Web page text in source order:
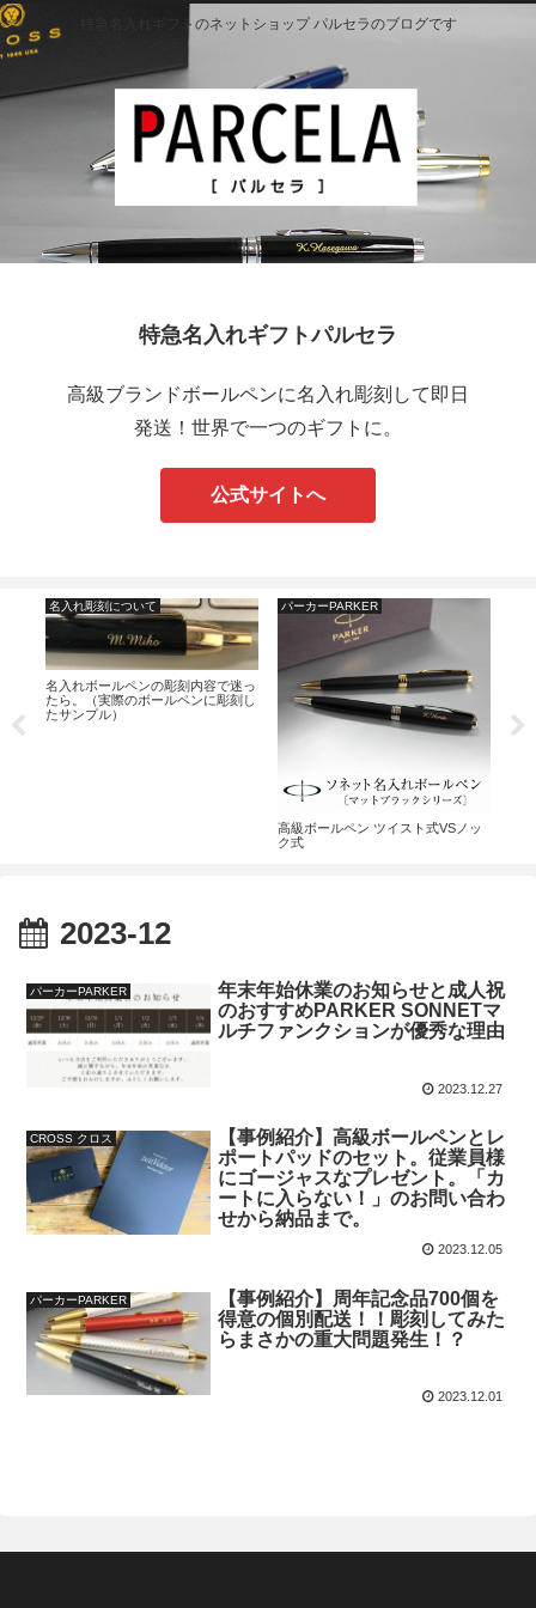
特急名入れギフトのネットショップ パルセラのブログです
特急名入れギフトパルセラ
高級ブランドボールペンに名入れ彫刻して即日
発送！世界で一つのギフトに。
公式サイトへ
ッ
名入れ彫刻について
名入れボールペンの彫刻内容で迷っ
たら。（実際のボールペンに彫刻し
たサンプル）
パーカーPARKER
高級ボールペン ツイスト式VSノッ
ク式
2023-12
パーカーPARKER
年末年始休業のお知らせと成人祝
のおすすめPARKER SONNETマ
ルチファンクションが優秀な理由
2023.12.27
CROSS クロス
【事例紹介】高級ボールペンとレ
ポートパッドのセット。従業員様
にゴージャスなプレゼント。「カ
ートに入らない！」のお問い合わ
せから納品まで。
2023.12.05
パーカーPARKER
【事例紹介】周年記念品700個を
得意の個別配送！！彫刻してみた
らまさかの重大問題発生！？
2023.12.01